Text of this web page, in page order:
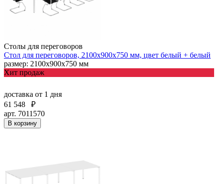
Столы для переговоров
Стол для переговоров, 2100х900х750 мм, цвет белый + белый
размер: 2100х900х750 мм
Хит продаж
доставка от 1 дня
61 548
₽
арт. 7011570
В корзину